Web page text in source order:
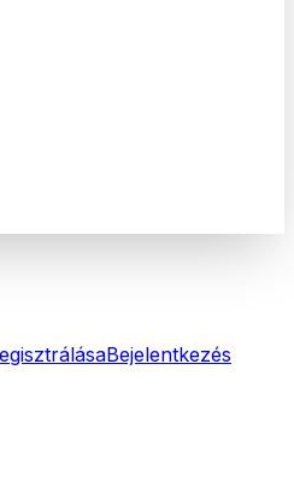
Bejelentkezés